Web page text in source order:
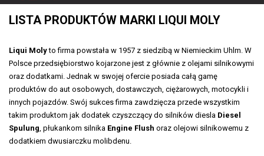
LISTA PRODUKTÓW MARKI LIQUI MOLY
Liqui Molyto firma powstała w 1957 z siedzibą w Niemieckim Uhlm. W
Polsce przedsiębiorstwo kojarzone jest z głównie z olejami silnikowymi
oraz dodatkami. Jednak w swojej ofercie posiada całą gamę
produktów do aut osobowych, dostawczych, ciężarowych, motocykli i
innych pojazdów. Swój sukces firma zawdzięcza przede wszystkim
takim produktom jak dodatek czyszczący do silników diesla Diesel
Spulung, płukankom silnika Engine Flush oraz olejowi silnikowemu z
dodatkiem dwusiarczku molibdenu.